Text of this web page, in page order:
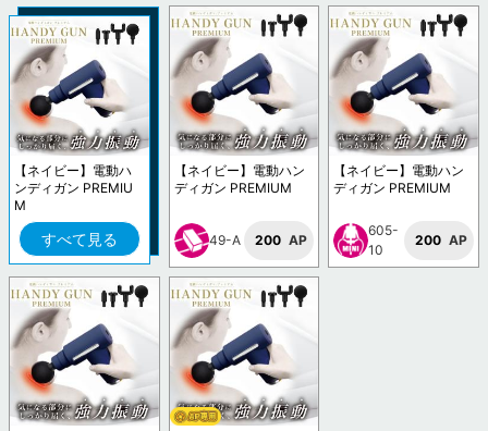
【ネイビー】電動ハ
ンディガン PREMIU
M
すべて見る
【ネイビー】電動ハン
ディガン PREMIUM
49-A 200 AP
【ネイビー】電動ハン
ディガン PREMIUM
605-
10
200 AP